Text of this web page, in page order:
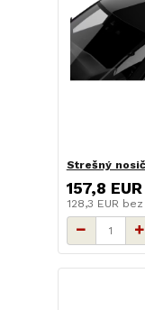
Strešný
157,8 EUR
128,3 EUR bez